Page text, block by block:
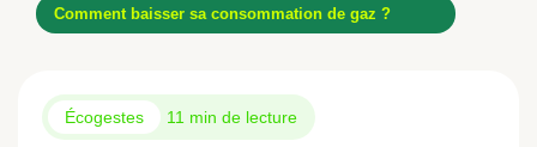
Comment baisser sa consommation de gaz ?
Écogestes 11 min de lecture